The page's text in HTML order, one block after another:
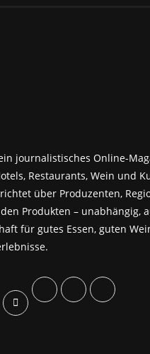
journalistisches Online-
Restaurants, Wein und
über Produzenten,
Produkten – unabhängig,
für gutes Essen, guten